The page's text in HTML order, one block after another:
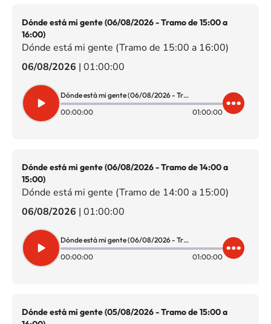
Dónde está mi gente (06/08/2026 - Tramo de 15:00 a
16:00)
Dónde está mi gente (Tramo de 15:00 a 16:00)
06/08/2026 | 01:00:00
Dónde está mi gente (06/08/2026 - Tramo de 15:00 a 16:00)
00:00:00
01:00:00
Dónde está mi gente (06/08/2026 - Tramo de 14:00 a
15:00)
Dónde está mi gente (Tramo de 14:00 a 15:00)
06/08/2026 | 01:00:00
Dónde está mi gente (06/08/2026 - Tramo de 14:00 a 15:00)
00:00:00
01:00:00
Dónde está mi gente (05/08/2026 - Tramo de 15:00 a